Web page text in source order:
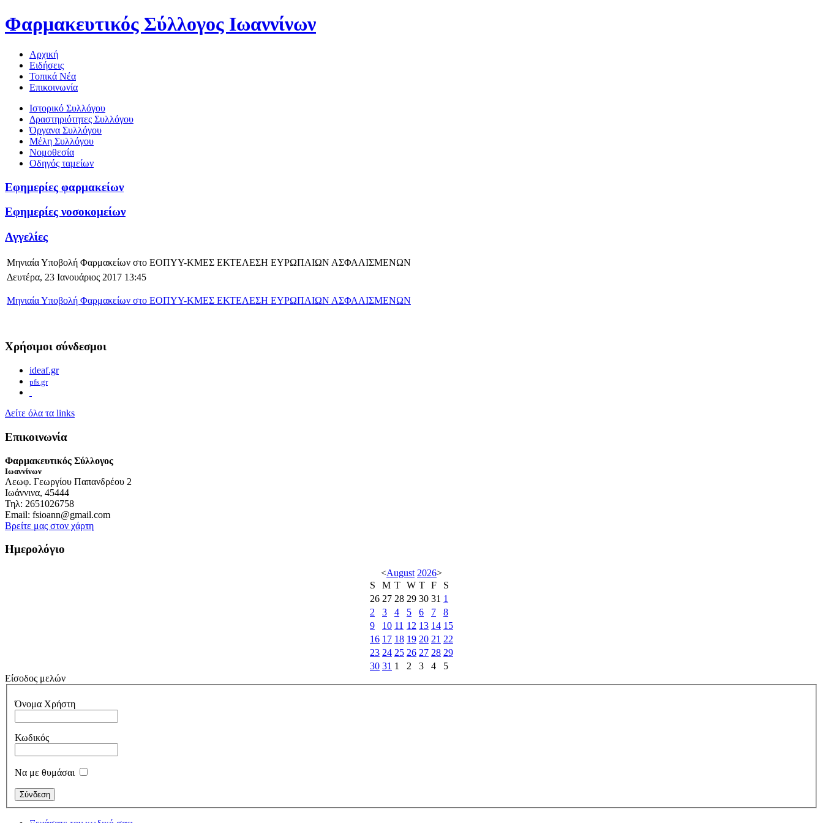
Φαρμακευτικός Σύλλογος Ιωαννίνων
Αρχική
Ειδήσεις
Τοπικά Νέα
Επικοινωνία
Ιστορικό Συλλόγου
Δραστηριότητες Συλλόγου
Όργανα Συλλόγου
Μέλη Συλλόγου
Νομοθεσία
Οδηγός ταμείων
Εφημερίες φαρμακείων
Εφημερίες νοσοκομείων
Αγγελίες
Μηνιαία Υποβολή Φαρμακείων στο ΕΟΠΥΥ-ΚΜΕΣ ΕΚΤΕΛΕΣΗ ΕΥΡΩΠΑΙΩΝ ΑΣΦΑΛΙΣΜΕΝΩΝ
Δευτέρα, 23 Ιανουάριος 2017 13:45
Μηνιαία Υποβολή Φαρμακείων στο ΕΟΠΥΥ-ΚΜΕΣ ΕΚΤΕΛΕΣΗ ΕΥΡΩΠΑΙΩΝ ΑΣΦΑΛΙΣΜΕΝΩΝ
Χρήσιμοι σύνδεσμοι
ideaf.gr
pfs.gr
Δείτε όλα τα links
Επικοινωνία
Φαρμακευτικός Σύλλογος
Ιωαννίνων
Λεωφ. Γεωργίου Παπανδρέου 2
Ιωάννινα, 45444
Τηλ: 2651026758
Email: fsioann@gmail.com
Βρείτε μας στον χάρτη
Ημερολόγιο
<August 2026>
S
M T W T F
S
26 27 28 29 30 31 1
2
3 4 5 6 7
8
9
10 11 12 13 14 15
16 17 18 19 20 21 22
23 24 25 26 27 28 29
30 31 1 2 3 4
5
Είσοδος μελών
Όνομα Χρήστη
Κωδικός
Να με θυμάσαι